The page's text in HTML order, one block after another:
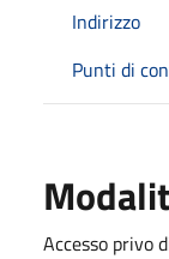
Indirizzo
Punti di
Accesso privo